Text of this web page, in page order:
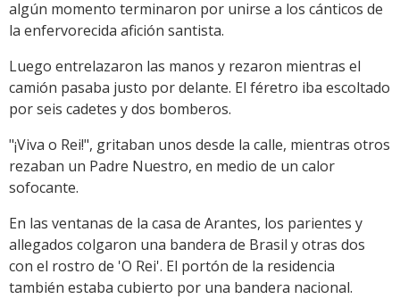
algún momento terminaron por unirse a los cánticos de
la enfervorecida afición santista.
Luego entrelazaron las manos y rezaron mientras el
camión pasaba justo por delante. El féretro iba escoltado
por seis cadetes y dos bomberos.
"¡Viva o Rei!", gritaban unos desde la calle, mientras otros
rezaban un Padre Nuestro, en medio de un calor
sofocante.
En las ventanas de la casa de Arantes, los parientes y
allegados colgaron una bandera de Brasil y otras dos
con el rostro de 'O Rei'. El portón de la residencia
también estaba cubierto por una bandera nacional.